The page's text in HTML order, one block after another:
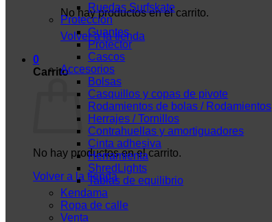
No hay productos en el carrito.
Volver a la tienda
0
Carrito
No hay productos en el carrito.
Volver a la tienda
Ruedas Surfskate
Protección
Guantes
Protector
Cascos
Accesorios
Bolsas
Casquillos y copas de pivote
Rodamientos de bolas / Rodamientos
Herrajes / Tornillos
Contrahuellas y amortiguadores
Cinta adhesiva
Herramienta
ShredLights
Tablas de equilibrio
Kendama
Ropa de calle
Venta